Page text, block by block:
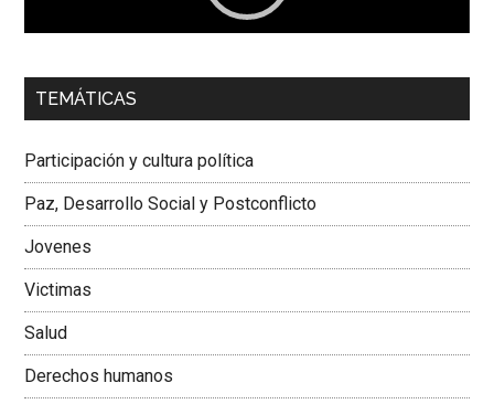
00:00 01:04
Dra. Carolina Corcho Mejía,Presidenta Corporación
Colombiana
TEMÁTICAS
Participación y cultura política
Paz, Desarrollo Social y Postconflicto
Jovenes
Victimas
Salud
Derechos humanos